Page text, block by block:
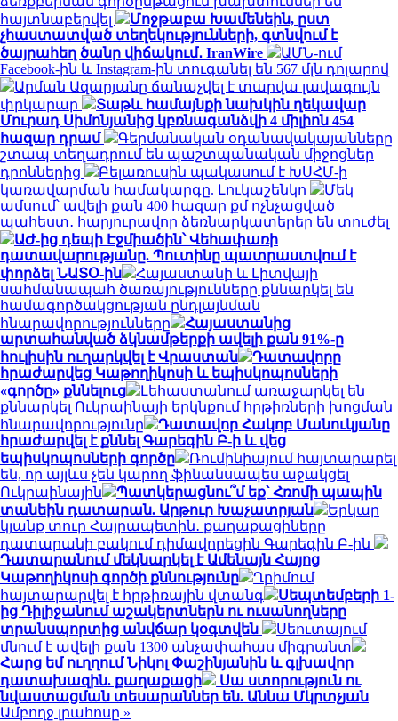
հայտնաբերվել
Մոջթաբա Խամենեին, ըստ
չհաստատված տեղեկությունների, գտնվում է
ծայրահեղ ծանր վիճակում․ IranWire
ԱՄՆ-ում
Facebook-ին և Instagram-ին տուգանել են 567 մլն դոլարով
Արման Ազարյանը ճանաչվել է տարվա լավագույն
փրկարար
Տաթև համայնքի նախկին ղեկավար
Մուրադ Սիմոնյանից կբռնագանձվի 4 միլիոն 454
հազար դրամ
Գերմանական օդանավակայանները
շտապ տեղադրում են պաշտպանական միջոցներ
դրոններից
Բելառուսին պակասում է ԽՍՀՄ-ի
կառավարման համակարգը. Լուկաշենկո
Մեկ
ամսում՝ ավելի քան 400 հազար քմ ոչնչացված
պահեստ․ հարյուրավոր ձեռնարկատերեր են տուժել
ԱԺ-ից դեպի Էջմիածին՝ Վեհափառի
դատավարությանը. Պուտինը պատրաստվում է
փորձել ՆԱՏՕ-ին
Հայաստանի և Լիտվայի
սահմանապահ ծառայությունները քննարկել են
համագործակցության ընդլայնման
հնարավորությունները
Հայաստանից
արտահանված ձկնամթերքի ավելի քան 91%-ը
հուլիսին ուղարկվել է Վրաստան
Դատավորը
հրաժարվեց Կաթողիկոսի և եպիսկոպոսների
«գործը» քննելուց
Լեհաստանում առաջարկել են
քննարկել Ուկրաինայի երկնքում հրթիռների խոցման
հնարավորությունը
Դատավոր Հակոբ Մանուկյանը
հրաժարվել է քննել Գարեգին Բ-ի և վեց
եպիսկոպոսների գործը
Ռումինիայում հայտարարել
են, որ այլևս չեն կարող ֆինանսապես աջակցել
Ուկրաինային
Պատկերացնու՞մ եք՝ Հռոմի պապին
տանեին դատարան. Արթուր Խաչատրյան
Երկար
կյանք տուր Հայրապետին․ քաղաքացիները
դատարանի բակում դիմավորեցին Գարեգին Բ-ին
Դատարանում մեկնարկել է Ամենայն Հայոց
Կաթողիկոսի գործի քննությունը
Ղրիմում
հայտարարվել է հրթիռային վտանգ
Սեպտեմբերի 1-
ից Դիլիջանում աշակերտներն ու ուսանողները
տրանսպորտից անվճար կօգտվեն
Սեուտայում
մնում է ավելի քան 1300 անչափահաս միգրանտ
Հարց եմ ուղղում Նիկոլ Փաշինյանին և գլխավոր
դատախազին. քաղաքացի
Սա ստորություն ու
նվաստացման տեսարաններ են. Աննա Մկրտչյան
Ամբողջ լրահոսը »